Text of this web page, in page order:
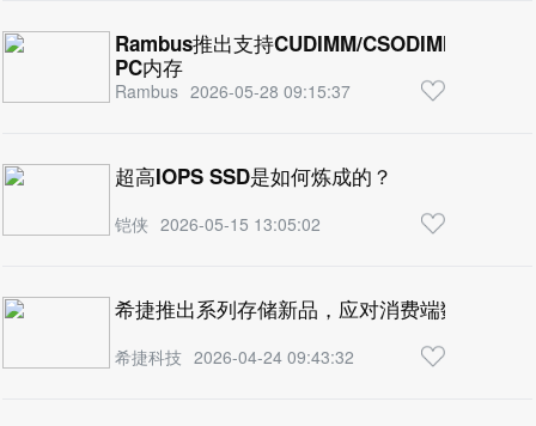
Rambus推出支持CUDIMM/CSODIMM完整客
PC内存
Rambus 2026-05-28 09:15:37
超高IOPS SSD是如何炼成的？
铠侠 2026-05-15 13:05:02
希捷推出系列存储新品，应对消费端数据爆发
希捷科技 2026-04-24 09:43:32